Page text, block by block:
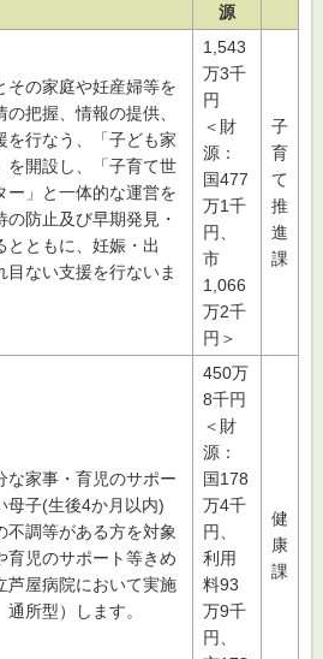
源
その家庭や妊産婦等を
把握、情報の提供、
を行なう、「子ども家
を開設し、「子育て世
ー」と一体的な運営を
防止及び早期発見・
とともに、妊娠・出
目ない支援を行ないま
1,543
万3千
円
＜財
源：
国477
万1千
円、
市
1,066
万2千
円＞
子
育
て
推
進
課
な家事・育児のサポー
母子(生後4か月以内)
不調等がある方を対象
育児のサポート等きめ
芦屋病院において実施
通所型）します。
450万
8千円
＜財
源：
国178
万4千
円、
利用
料93
万9千
円、
健
康
課